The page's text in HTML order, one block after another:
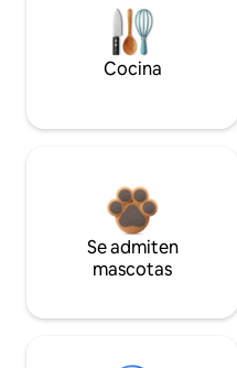
Cocina
Se admiten
mascotas